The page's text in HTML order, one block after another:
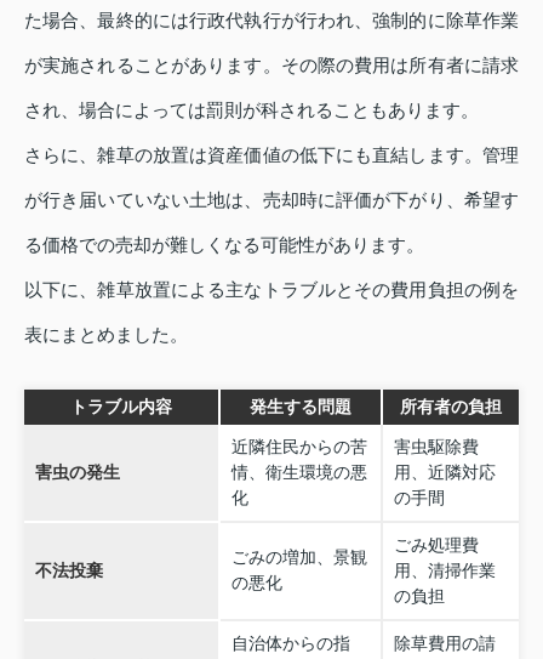
た場合、最終的には行政代執行が行われ、強制的に除草作業
が実施されることがあります。その際の費用は所有者に請求
され、場合によっては罰則が科されることもあります。
さらに、雑草の放置は資産価値の低下にも直結します。管理
が行き届いていない土地は、売却時に評価が下がり、希望す
る価格での売却が難しくなる可能性があります。
以下に、雑草放置による主なトラブルとその費用負担の例を
表にまとめました。
トラブル内容 発生する問題 所有者の負担
害虫の発生
近隣住民からの苦
情、衛生環境の悪
化
害虫駆除費
用、近隣対応
の手間
不法投棄
ごみの増加、景観
の悪化
ごみ処理費
用、清掃作業
の負担
自治体からの指
除草費用の請